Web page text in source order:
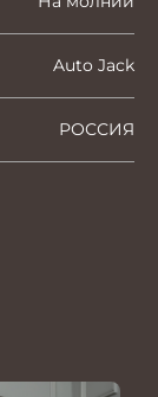
Auto Jack
РОССИЯ